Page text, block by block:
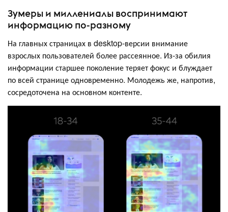
Зумеры и миллениалы воспринимают
информацию по-разному
На главных страницах в desktop-версии внимание
взрослых пользователей более рассеянное. Из-за обилия
информации старшее поколение теряет фокус и блуждает
по всей странице одновременно. Молодежь же, напротив,
сосредоточена на основном контенте.